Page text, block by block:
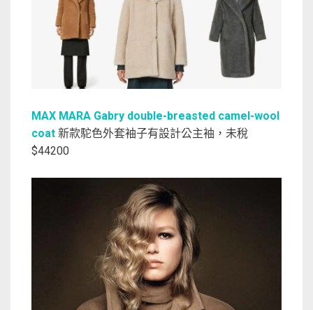
MAX MARA Gabry double-breasted camel-wool
coat 新款駝色外套袖子有設計公主袖，未稅
$44200